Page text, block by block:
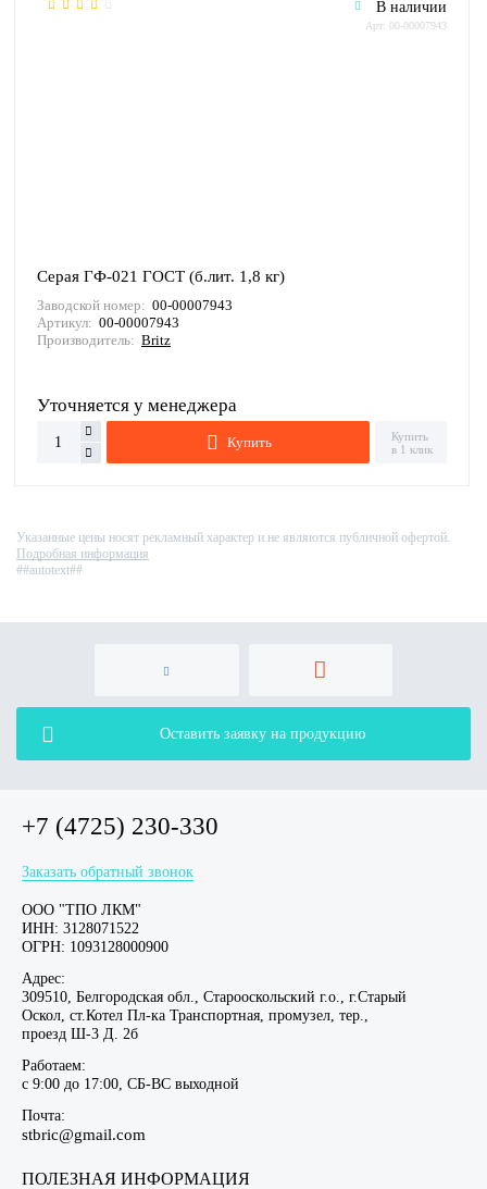
В наличии
Арт: 00-00007943
Серая ГФ-021 ГОСТ (б.лит. 1,8 кг)
Заводской номер: 00-00007943
Артикул: 00-00007943
Производитель: Britz
Уточняется у менеджера
Купить
Купить
в 1 клик
Указанные цены носят рекламный характер и не являются публичной офертой.
Подробная информация
##autotext##
Оставить заявку на продукцию
+7 (4725) 230-330
Заказать обратный звонок
ООО "ТПО ЛКМ"
ИНН: 3128071522
ОГРН: 1093128000900
Адрес:
309510, Белгородская обл., Старооскольский г.о., г.Старый
Оскол, ст.Котел Пл-ка Транспортная, промузел, тер.,
проезд Ш-3 Д. 2б
Работаем:
c 9:00 до 17:00, СБ-ВС выходной
Почта:
stbric@gmail.com
ПОЛЕЗНАЯ ИНФОРМАЦИЯ